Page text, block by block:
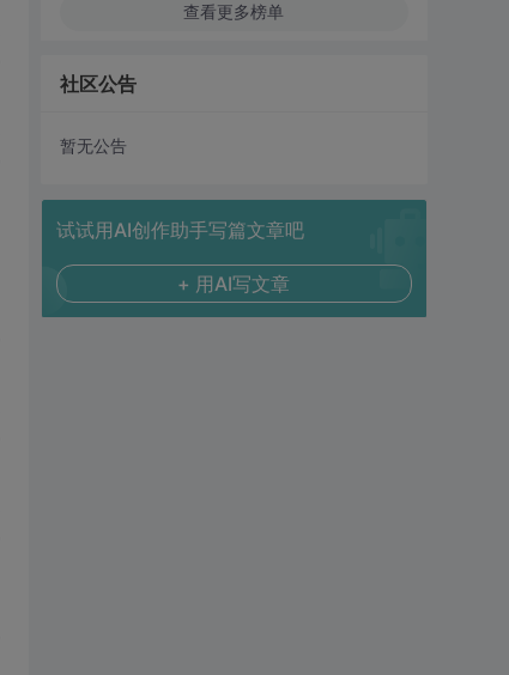
查看更多榜单
社区公告
暂无公告
试试用AI创作助手写篇文章吧
+ 用AI写文章